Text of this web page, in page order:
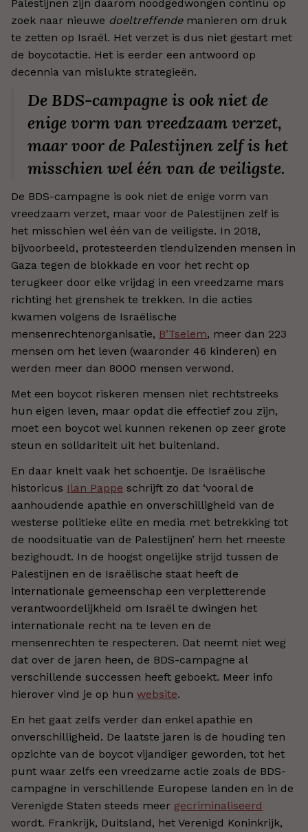
Palestijnen zijn daarom noodgedwongen continu op
zoek naar nieuwe doeltreffendemanieren om druk
te zetten op Israël. Het verzet is dus niet gestart met
de boycotactie. Het is eerder een antwoord op
decennia van mislukte strategieën.
De BDS-campagne is ook niet de
enige vorm van vreedzaam verzet,
maar voor de Palestijnen zelf is het
misschien wel één van de veiligste.
De BDS-campagne is ook niet de enige vorm van
vreedzaam verzet, maar voor de Palestijnen zelf is
het misschien wel één van de veiligste. In 2018,
bijvoorbeeld, protesteerden tienduizenden mensen in
Gaza tegen de blokkade en voor het recht op
terugkeer door elke vrijdag in een vreedzame mars
richting het grenshek te trekken. In die acties
kwamen volgens de Israëlische
mensenrechtenorganisatie, B’Tselem, meer dan 223
mensen om het leven (waaronder 46 kinderen) en
werden meer dan 8000 mensen verwond.
Met een boycot riskeren mensen niet rechtstreeks
hun eigen leven, maar opdat die effectief zou zijn,
moet een boycot wel kunnen rekenen op zeer grote
steun en solidariteit uit het buitenland.
En daar knelt vaak het schoentje. De Israëlische
historicus Ilan Pappe schrijft zo dat ‘vooral de
aanhoudende apathie en onverschilligheid van de
westerse politieke elite en media met betrekking tot
de noodsituatie van de Palestijnen’ hem het meeste
bezighoudt. In de hoogst ongelijke strijd tussen de
Palestijnen en de Israëlische staat heeft de
internationale gemeenschap een verpletterende
verantwoordelijkheid om Israël te dwingen het
internationale recht na te leven en de
mensenrechten te respecteren. Dat neemt niet weg
dat over de jaren heen, de BDS-campagne al
verschillende successen heeft geboekt. Meer info
hierover vind je op hun website.
En het gaat zelfs verder dan enkel apathie en
onverschilligheid. De laatste jaren is de houding ten
opzichte van de boycot vijandiger geworden, tot het
punt waar zelfs een vreedzame actie zoals de BDS-
campagne in verschillende Europese landen en in de
Verenigde Staten steeds meer gecriminaliseerd
wordt. Frankrijk, Duitsland, het Verenigd Koninkrijk,